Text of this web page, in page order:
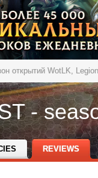
открытий WotLK,
REVIEWS